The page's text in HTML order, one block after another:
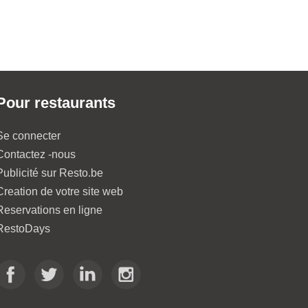
restaurants
connecter
-nous
sur Resto.be
de votre site web
en ligne